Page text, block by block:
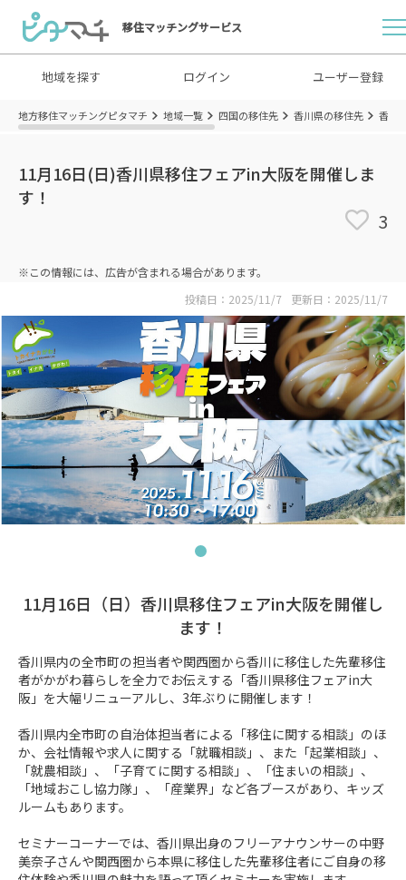
移住マッチングサービス
地域を探す ログイン ユーザー登録
地方移住マッチングピタマチ 地域一覧 四国の移住先 香川県の移住先 香川
11月16日(日)香川県移住フェアin大阪を開催しま
す！
3
※この情報には、広告が含まれる場合があります。
投稿日：2025/11/7
更新日：2025/11/7
11月16日（日）香川県移住フェアin大阪を開催し
ます！
香川県内の全市町の担当者や関西圏から香川に移住した先輩移住
者がかがわ暮らしを全力でお伝えする「香川県移住フェアin大
阪」を大幅リニューアルし、3年ぶりに開催します！
香川県内全市町の自治体担当者による「移住に関する相談」のほ
か、会社情報や求人に関する「就職相談」、また「起業相談」、
「就農相談」、「子育てに関する相談」、「住まいの相談」、
「地域おこし協力隊」、「産業界」など各ブースがあり、キッズ
ルームもあります。
セミナーコーナーでは、香川県出身のフリーアナウンサーの中野
美奈子さんや関西圏から本県に移住した先輩移住者にご自身の移